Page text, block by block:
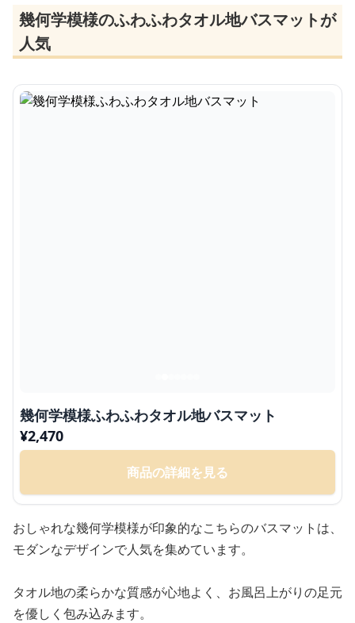
幾何学模様のふわふわタオル地バスマットが
人気
幾何学模様ふわふわタオル地バスマット
¥2,470
商品の詳細を見る
おしゃれな幾何学模様が印象的なこちらのバスマットは、
モダンなデザインで人気を集めています。
タオル地の柔らかな質感が心地よく、お風呂上がりの足元
を優しく包み込みます。